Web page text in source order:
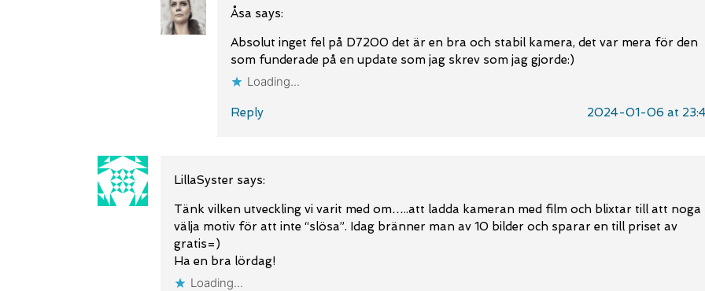
Åsa says:
Absolut inget fel på D7200 det är en bra och stabil kamera, det var mera för den
som funderade på en update som jag skrev som jag gjorde:)
Loading...
Reply 2024-01-06 at
LillaSyster says:
Tänk vilken utveckling vi varit med om…..att ladda kameran med film och blixtar till att noga
välja motiv för att inte “slösa”. Idag bränner man av 10 bilder och sparar en till priset av
gratis=)
Ha en bra lördag!
Loading...